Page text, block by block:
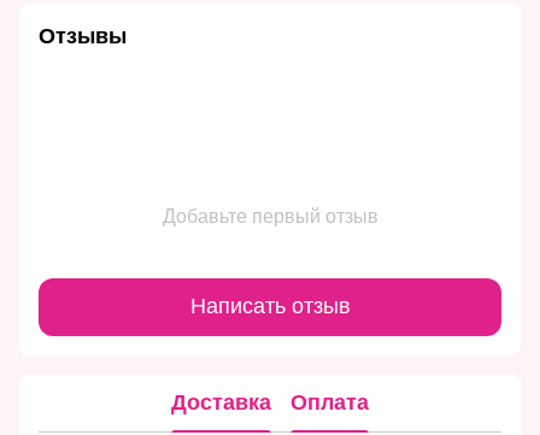
Отзывы
Добавьте первый отзыв
Написать отзыв
Доставка Оплата